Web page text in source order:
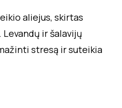
aliejus, skirtas
ir šalavijų
stresą ir suteikia